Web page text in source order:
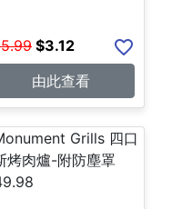
5.99 $3.12
由此查看